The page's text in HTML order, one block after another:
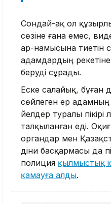
Сондай-ақ ол құзырлы
сөзіне ғана емес,
ар-намысына тиетін
адамдардың
беруді сұрады.
Еске салайық, бұған
сөйлеген ер адамның
әйелдер туралы пікірі
талқыланған еді.
органдар мен
діни басқармасы да
полиция қылмыстық
қамауға алды.